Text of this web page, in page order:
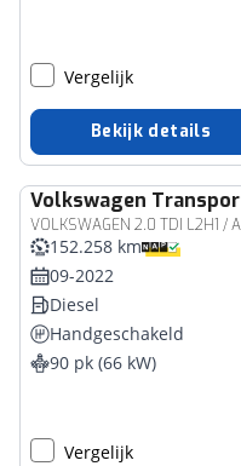
Vergelijk
Bekijk details
Volkswagen
Bedrijfswagen
152.258 km
09-2022
Diesel
Handgeschakeld
90 pk (66 kW)
Vergelijk